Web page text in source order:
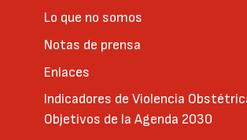
Lo que no somos
Notas de prensa
Enlaces
Indicadores de Violencia
Objetivos de la Agenda 2030